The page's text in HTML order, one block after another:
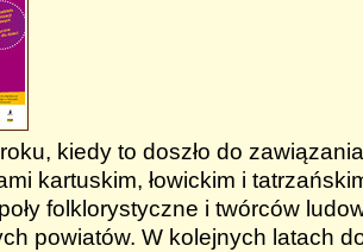
kiedy to doszło do
kartuskim, łowickim i
folklorystyczne i twórców
powiatów. W kolejnych latach